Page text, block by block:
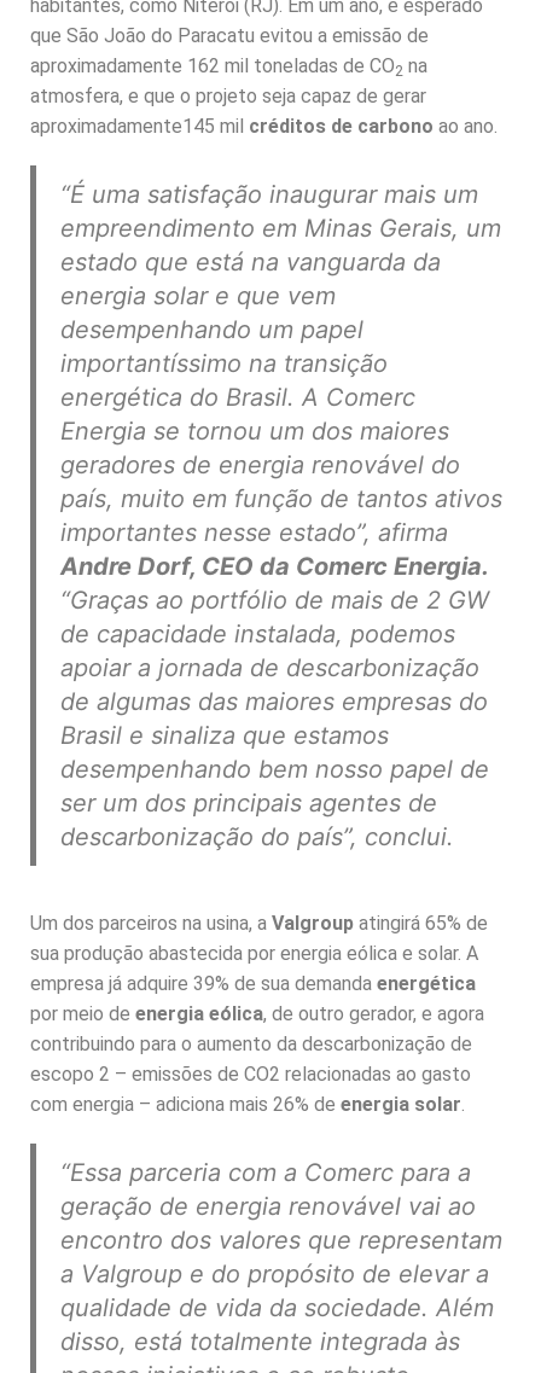
habitantes, como Niterói (RJ). Em um ano, é esperado
que São João do Paracatu evitou a emissão de
aproximadamente 162 mil toneladas de CO2 na
atmosfera, e que o projeto seja capaz de gerar
aproximadamente145 mil créditos de carbono ao ano.
“É uma satisfação inaugurar mais um
empreendimento em Minas Gerais, um
estado que está na vanguarda da
energia solar e que vem
desempenhando um papel
importantíssimo na transição
energética do Brasil. A Comerc
Energia se tornou um dos maiores
geradores de energia renovável do
país, muito em função de tantos ativos
importantes nesse estado”, afirma
Andre Dorf, CEO da Comerc Energia.
“Graças ao portfólio de mais de 2 GW
de capacidade instalada, podemos
apoiar a jornada de descarbonização
de algumas das maiores empresas do
Brasil e sinaliza que estamos
desempenhando bem nosso papel de
ser um dos principais agentes de
descarbonização do país”, conclui.
Um dos parceiros na usina, a Valgroup atingirá 65% de
sua produção abastecida por energia eólica e solar. A
empresa já adquire 39% de sua demanda energética
por meio de energia eólica, de outro gerador, e agora
contribuindo para o aumento da descarbonização de
escopo 2 – emissões de CO2 relacionadas ao gasto
com energia – adiciona mais 26% de energia solar.
“Essa parceria com a Comerc para a
geração de energia renovável vai ao
encontro dos valores que representam
a Valgroup e do propósito de elevar a
qualidade de vida da sociedade. Além
disso, está totalmente integrada às